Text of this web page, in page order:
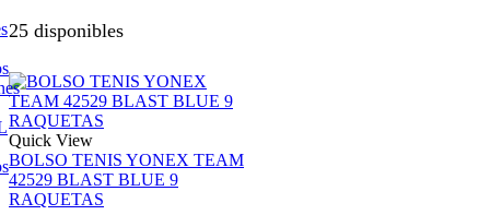
25 disponibles
Quick View
BOLSO TENIS YONEX TEAM
42529 BLAST BLUE 9
RAQUETAS